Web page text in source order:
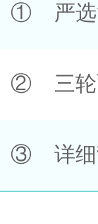
① 严选
② 三轮
③ 详细